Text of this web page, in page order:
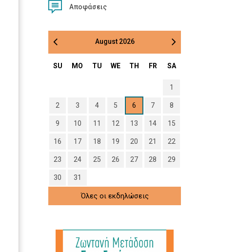
Αποφάσεις
August 2026
SU MO TU WE TH FR SA
1
2 3 4 5 6 7 8
9 10 11 12 13 14 15
16 17 18 19 20 21 22
23 24 25 26 27 28 29
30 31
Όλες οι εκδηλώσεις